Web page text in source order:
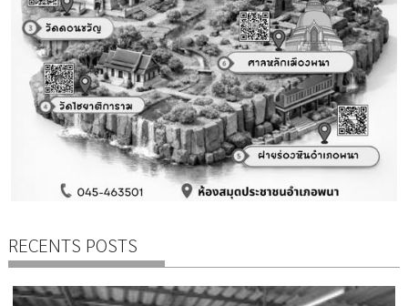
RECENTS POSTS